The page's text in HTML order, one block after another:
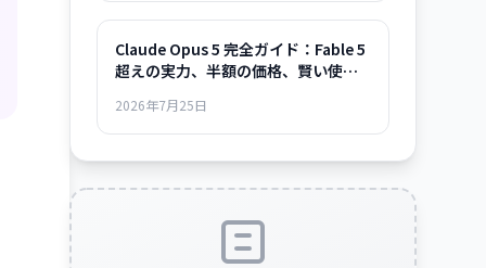
Claude Opus 5 完全ガイド：Fable 5
超えの実力、半額の価格、賢い使い
2026年7月25日